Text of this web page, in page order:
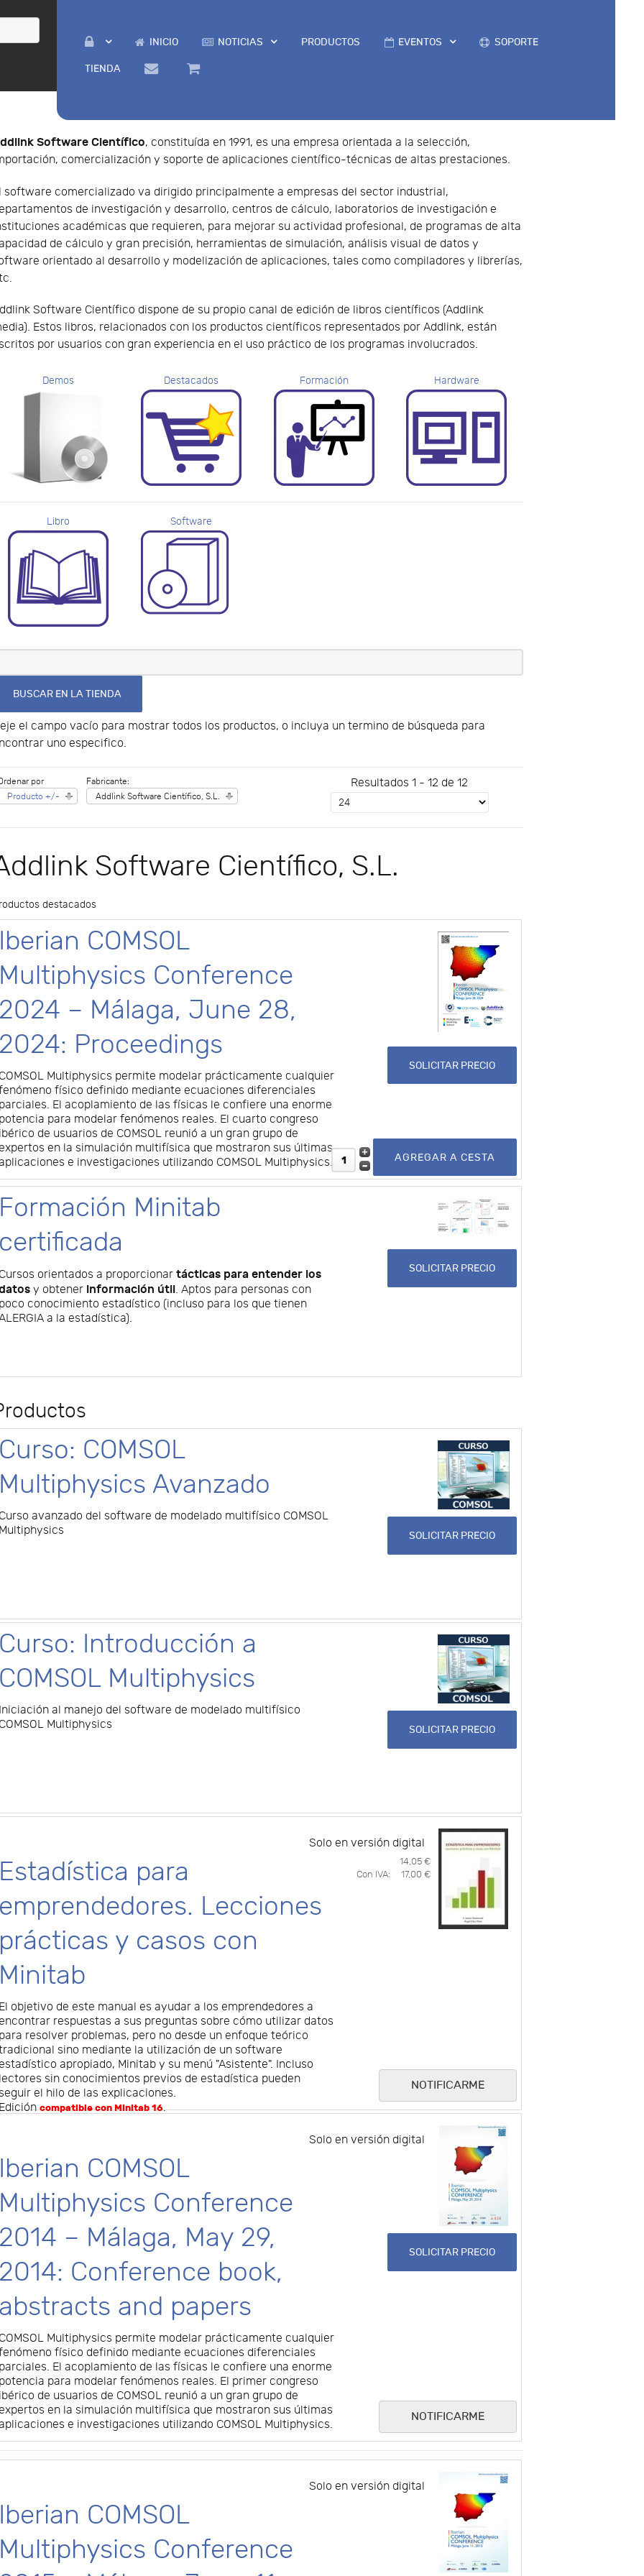
INICIO NOTICIAS PRODUCTOS EVENTOS SOPORTE
TIENDA
Software Científico, constituída en 1991, es una empresa orientada a la selección,
comercialización y soporte de aplicaciones científico-técnicas de altas prestaciones.
software comercializado va dirigido principalmente a empresas del sector industrial,
de investigación y desarrollo, centros de cálculo, laboratorios de investigación e
académicas que requieren, para mejorar su actividad profesional, de programas de alta
de cálculo y gran precisión, herramientas de simulación, análisis visual de datos y
orientado al desarrollo y modelización de aplicaciones, tales como compiladores y librerías,
Software Científico dispone de su propio canal de edición de libros científicos (Addlink
Estos libros, relacionados con los productos científicos representados por Addlink, están
por usuarios con gran experiencia en el uso práctico de los programas involucrados.
Demos Destacados Formación Hardware
Libro Software
el campo vacío para mostrar todos los productos, o incluya un termino de búsqueda para
uno especifico.
por
Producto +/-
Fabricante:
Addlink Software Científico, S.L.
Resultados 1 - 12 de 12
Software Científico, S.L.
destacados
Iberian COMSOL
Multiphysics Conference
2024 – Málaga, June 28,
2024: Proceedings
COMSOL Multiphysics permite modelar prácticamente cualquier
físico definido mediante ecuaciones diferenciales
parciales. El acoplamiento de las físicas le confiere una enorme
potencia para modelar fenómenos reales. El cuarto congreso
ibérico de usuarios de COMSOL reunió a un gran grupo de
en la simulación multifísica que mostraron sus últimas
e investigaciones utilizando COMSOL Multiphysics.
SOLICITAR PRECIO
Formación Minitab
certificada
Cursos orientados a proporcionartácticas para entender los
y obtener información útil. Aptos para personas con
poco conocimiento estadístico (incluso para los que tienen
a la estadística).
SOLICITAR PRECIO
Curso: COMSOL
Multiphysics Avanzado
Curso avanzado del software de modelado multifísico COMSOL
Multiphysics
SOLICITAR PRECIO
Curso: Introducción a
COMSOL Multiphysics
Iniciación al manejo del software de modelado multifísico
COMSOL Multiphysics
SOLICITAR PRECIO
Solo en versión digital
Estadística para
emprendedores. Lecciones
prácticas y casos con
Minitab
El objetivo de este manual es ayudar a los emprendedores a
respuestas a sus preguntas sobre cómo utilizar datos
para resolver problemas, pero no desde un enfoque teórico
sino mediante la utilización de un software
apropiado, Minitab y su menú "Asistente". Incluso
lectores sin conocimientos previos de estadística pueden
seguir el hilo de las explicaciones.
compatible con Minitab 16.
14,05 €
Con IVA:
17,00 €
NOTIFICARME
Solo en versión digital
Iberian COMSOL
Multiphysics Conference
2014 – Málaga, May 29,
2014: Conference book,
abstracts and papers
COMSOL Multiphysics permite modelar prácticamente cualquier
físico definido mediante ecuaciones diferenciales
parciales. El acoplamiento de las físicas le confiere una enorme
potencia para modelar fenómenos reales. El primer congreso
ibérico de usuarios de COMSOL reunió a un gran grupo de
en la simulación multifísica que mostraron sus últimas
e investigaciones utilizando COMSOL Multiphysics.
SOLICITAR PRECIO
NOTIFICARME
Solo en versión digital
Iberian COMSOL
Multiphysics Conference